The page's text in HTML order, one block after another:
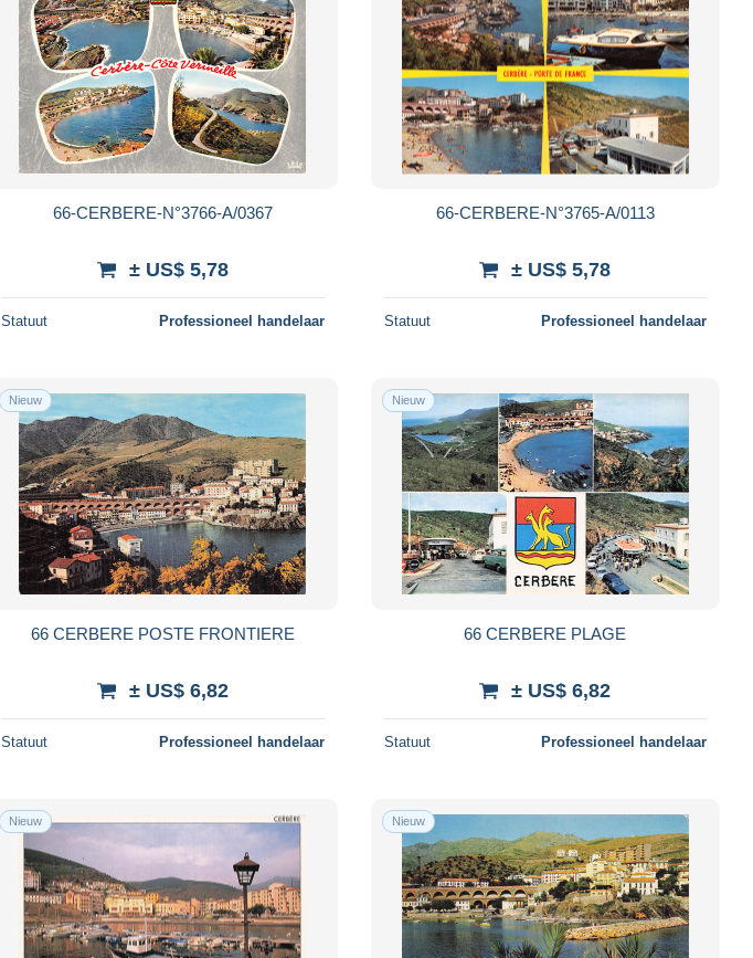
66-CERBERE-N°3766-A/0367
± US$ 5,78
Statuut Professioneel handelaar
66-CERBERE-N°3765-A/0113
± US$ 5,78
Statuut Professioneel handelaar
Nieuw
66 CERBERE POSTE FRONTIERE
± US$ 6,82
Statuut Professioneel handelaar
Nieuw
66 CERBERE PLAGE
± US$ 6,82
Statuut Professioneel handelaar
Nieuw Nieuw